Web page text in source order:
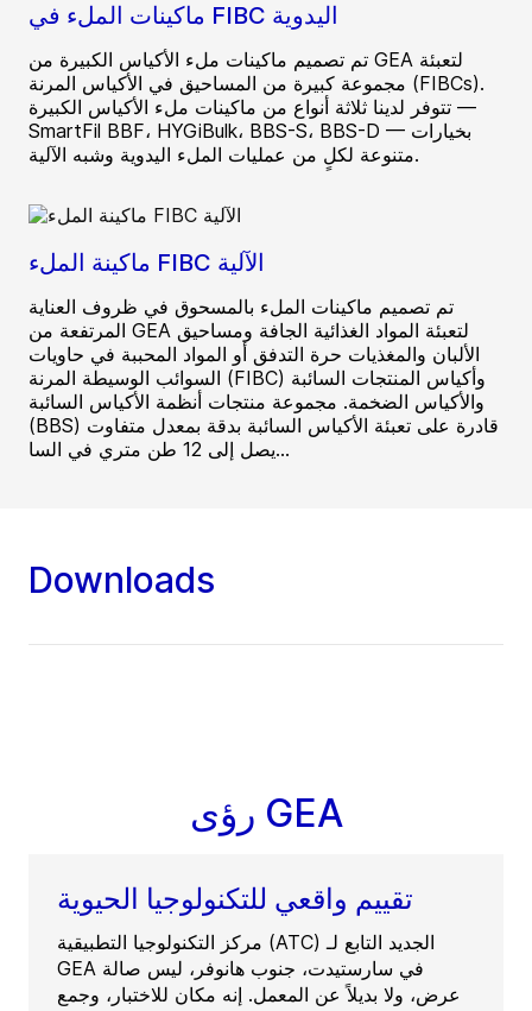
ماكينات الملء في FIBC اليدوية
تم تصميم ماكينات ملء الأكياس الكبيرة من GEA لتعبئة
مجموعة كبيرة من المساحيق في الأكياس المرنة (FIBCs).
تتوفر لدينا ثلاثة أنواع من ماكينات ملء الأكياس الكبيرة —
SmartFil BBF، HYGiBulk، BBS-S، BBS-D — بخيارات
متنوعة لكلٍ من عمليات الملء اليدوية وشبه الآلية.
ماكينة الملء FIBC الآلية
تم تصميم ماكينات الملء بالمسحوق في ظروف العناية
المرتفعة من GEA لتعبئة المواد الغذائية الجافة ومساحيق
الألبان والمغذيات حرة التدفق أو المواد المحببة في حاويات
السوائب الوسيطة المرنة (FIBC) وأكياس المنتجات السائبة
والأكياس الضخمة. مجموعة منتجات أنظمة الأكياس السائبة
(BBS) قادرة على تعبئة الأكياس السائبة بدقة بمعدل متفاوت
يصل إلى 12 طن متري في السا...
Downloads
رؤى GEA
تقييم واقعي للتكنولوجيا الحيوية
مركز التكنولوجيا التطبيقية (ATC) الجديد التابع لـ
GEA في سارستيدت، جنوب هانوفر، ليس صالة
عرض، ولا بديلاً عن المعمل. إنه مكان للاختبار، وجمع